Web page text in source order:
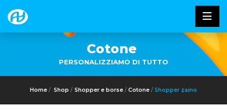
Cotone
PERSONALIZZIAMO DI TUTTO
Home Shop Shopper e borse Cotone Shopper zaino